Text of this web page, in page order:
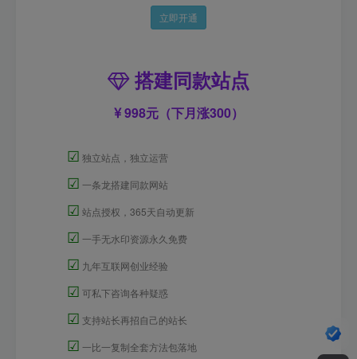
立即开通
搭建同款站点
998元（下月涨300）
☑ 独立站点，独立运营
☑ 一条龙搭建同款网站
☑ 站点授权，365天自动更新
☑ 一手无水印资源永久免费
☑ 九年互联网创业经验
☑ 可私下咨询各种疑惑
☑ 支持站长再招自己的站长
☑ 一比一复制全套方法包落地